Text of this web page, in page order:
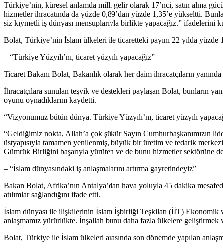
Türkiye’nin, küresel anlamda milli gelir olarak 17’nci, satın alma
hizmetler ihracatında da yüzde 0,89’dan yüzde 1,35’e yükseltti.
siz kıymetli iş dünyası mensuplarıyla birlikte yapacağız.” ifadelerini
Bolat, Türkiye’nin İslam ülkeleri ile ticaretteki payını 22 yılda
– “Türkiye Yüzyılı’nı, ticaret yüzyılı yapacağız”
Ticaret Bakanı Bolat, Bakanlık olarak her daim ihracatçıların
İhracatçılara sunulan teşvik ve destekleri paylaşan Bolat, bunların
oyunu oynadıklarını kaydetti.
“Vizyonumuz bütün dünya. Türkiye Yüzyılı’nı, ticaret yüzyılı
“Geldiğimiz nokta, Allah’a çok şükür Sayın Cumhurbaşkanımızın
üstyapısıyla tamamen yenilenmiş, büyük bir üretim ve tedarik
Gümrük Birliğini başarıyla yürüten ve de bunu hizmetler sektörüne
– “İslam dünyasındaki iş anlaşmalarını artırma gayretindeyiz”
Bakan Bolat, Afrika’nın Antalya’dan hava yoluyla 45 dakika
atılımlar sağlandığını ifade etti.
İslam dünyası ile ilişkilerinin İslam İşbirliği Teşkilatı (İİT)
anlaşmamız yürürlükte. İnşallah bunu daha fazla ülkelere
Bolat, Türkiye ile İslam ülkeleri arasında son dönemde yapılan